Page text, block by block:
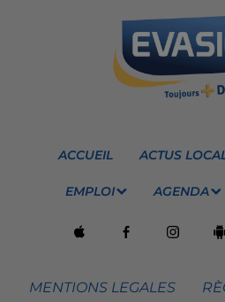
ACCUEIL ACTUS
EMPLOI AGENDA
MENTIONS LEGALES